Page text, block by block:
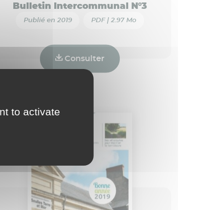
Bulletin Intercommunal N°3
Publié en 2019 PDF | 2.97 Mo
Consulter
to activate